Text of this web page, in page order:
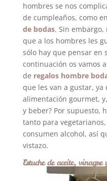
hombres se nos
de cumpleaños, como
de bodas. Sin embargo,
que a los hombres les
sólo hay que pensar en
continuación os vamos
de regalos hombre
que les van a gustar,
alimentación gourmet,
y beber? Por supuesto,
tanto para
consumen alcohol, así
vistazo.
Estuche de aceite,